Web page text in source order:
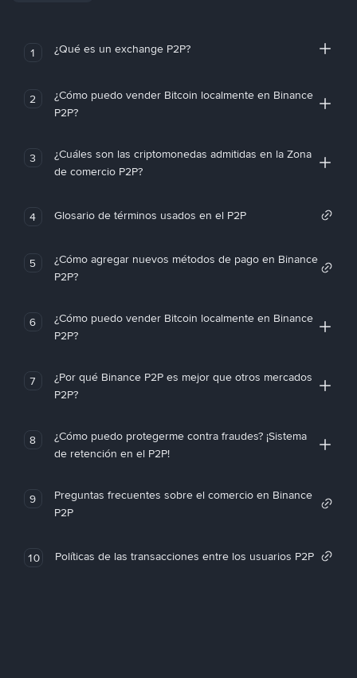
1 ¿Qué es un exchange P2P?
2
¿Cómo puedo vender Bitcoin localmente en Binance
P2P?
3
¿Cuáles son las criptomonedas admitidas en la Zona
de comercio P2P?
4 Glosario de términos usados en el P2P
5
¿Cómo agregar nuevos métodos de pago en Binance
P2P?
6
¿Cómo puedo vender Bitcoin localmente en Binance
P2P?
7
¿Por qué Binance P2P es mejor que otros mercados
P2P?
8
¿Cómo puedo protegerme contra fraudes? ¡Sistema
de retención en el P2P!
9
Preguntas frecuentes sobre el comercio en Binance
P2P
10 Políticas de las transacciones entre los usuarios P2P